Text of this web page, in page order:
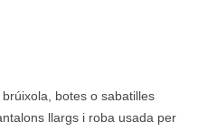
botes o sabatilles
llargs i roba usada per